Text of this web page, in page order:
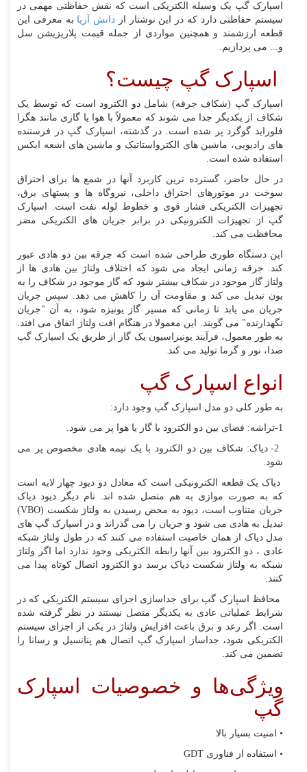
اسپارک گپ یک وسیله الکتریکی است که نقش حفاظتی مهمی در
سیستم حفاظتی دارد که در این نوشتار از دانش آریا به معرفی این
قطعه ارزشمند و همچنین مواردی از جمله قیمت پلاریزیشن سل
و... می پردازیم.
اسپارک گپ چیست؟
اسپارک گپ (شکاف جرقه) شامل دو الکترود است که توسط یک
شکاف از یکدیگر جدا می شوند که معمولاً با هوا یا گازی مانند هگزا
فلوراید گوگرد پر شده است. در گذشته، اسپارک گپ در فرستنده
های رادیویی، ماشین های الکترواستاتیک و ماشین های اشعه ایکس
استفاده شده است.
در حال حاضر، گسترده ترین کاربرد آنها در شمع ها برای احتراق
سوخت در موتورهای احتراق داخلی، نیروگاه ها و پستهای برق،
تجهیزات الکتریکی فشار قوی و خطوط لوله نفت است. اسپارک
گپ از تجهیزات الکترونیکی در برابر جریان های الکتریکی مضر
محافظت می کند.
این دستگاه طوری طراحی شده است که جرقه بین دو هادی عبور
کند. جرقه زمانی ایجاد می شود که اختلاف ولتاژ بین هادی ها از
ولتاژ گاز موجود در شکاف بیشتر شود که گاز موجود در شکاف را به
یون تبدیل می کند و مقاومت آن را کاهش می دهد. سپس جریان
جریان می یابد تا زمانی که مسیر گاز یونیزه شود، به آن "جریان
نگهدارنده" می گویند. این معمولا در هنگام افت ولتاژ اتفاق می افتد.
به طور معمول، فرآیند یونیزاسیون یک گاز از طریق یک اسپارک گپ
صدا، نور و گرما تولید می کند.
انواع اسپارک گپ
به طور کلی دو مدل اسپارک گپ وجود دارد:
1-تراشه: فضای بین دو الکترود با گاز یا هوا پر می شود.
2- دیاک: شکاف بین دو الکترود با یک نیمه هادی مخصوص پر می
شود.
دیاک یک قطعه الکترونیکی است که معادل دو دیود چهار لایه است
که به صورت موازی به هم متصل شده اند. نام دیگر دیود دیاک
جریان متناوب است، دیود به محض رسیدن به ولتاژ شکست (VBO
)
تبدیل به هادی می شود و جریان را می گذراند و در اسپارک گپ های
مدل دیاک از همان خاصیت استفاده می کنند که در طول ولتاژ شبکه
عادی ، دو الکترود بین آنها رابطه الکتریکی وجود ندارد اما اگر ولتاژ
شبکه به ولتاژ شکست دیاک برسد دو الکترود اتصال کوتاه پیدا می
کنند.
محافظ اسپارک گپ برای جداسازی اجزای سیستم الکتریکی که در
شرایط عملیاتی عادی به یکدیگر متصل نیستند در نظر گرفته شده
است. اگر رعد و برق باعث افزایش ولتاژ در یکی از اجزای سیستم
الکتریکی شود، جداساز اسپارک گپ اتصال هم پتانسیل و رسانا را
تضمین می کند.
ویژگی‌ها و خصوصیات اسپارک
گپ
• امنیت بسیار بالا
• استفاده از فناوری GDT